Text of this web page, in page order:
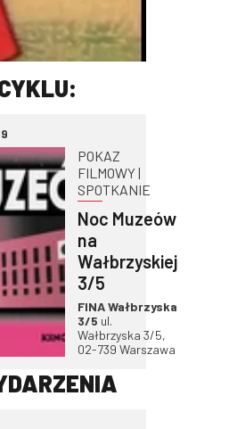
POKAZ
FILMOWY |
SPOTKANIE
Noc Muzeów
na
Wałbrzyskiej
3/5
FINA Wałbrzyska
3/5 ul.
Wałbrzyska 3/5,
02-739 Warszawa